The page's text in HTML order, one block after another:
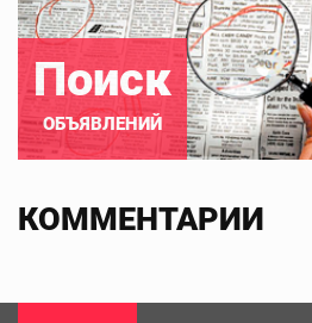
Поиск
ОБЪЯВЛЕНИЙ
КОММЕНТАРИИ